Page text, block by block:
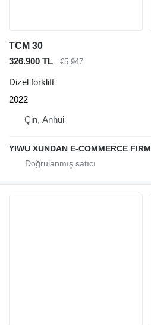
TCM 30
326.900 TL
€5.947
Dizel forklift
2022
Çin, Anhui
YIWU XUNDAN E-COMMERCE FIRM